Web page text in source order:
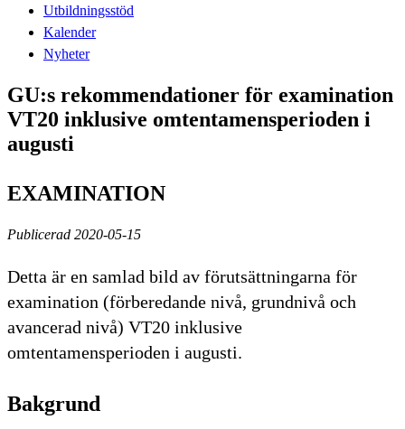
Utbildningsstöd
Kalender
Nyheter
GU:s rekommendationer för examination
VT20 inklusive omtentamensperioden i
augusti
EXAMINATION
Publicerad 2020-05-15
Detta är en samlad bild av förutsättningarna för
examination (förberedande nivå, grundnivå och
avancerad nivå) VT20 inklusive
omtentamensperioden i augusti.
Bakgrund